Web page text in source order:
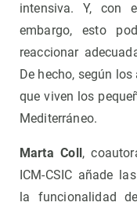
intensiva. Y, con
embargo, esto
reaccionar
De hecho, según
que viven los
Mediterráneo.
Marta Coll ,
ICM-CSIC añade
la funcionalidad